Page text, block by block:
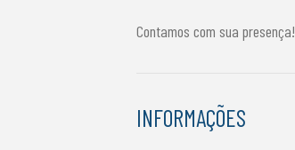
Contamos com sua presença!
INFORMAÇÕES